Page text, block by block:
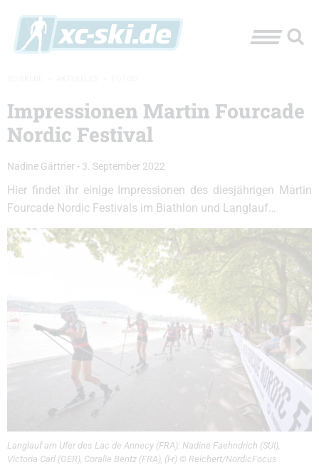
Impressionen Martin Fourcade
Nordic Festival
Nadine Gärtner - 3. September 2022
Hier findet ihr einige Impressionen des diesjährigen Martin
Fourcade Nordic Festivals im Biathlon und Langlauf…
Langlauf am Ufer des Lac de Annecy (FRA): Nadine Faehndrich (SUI),
Victoria Carl (GER), Coralie Bentz (FRA), (l-r) © Reichert/NordicFocus